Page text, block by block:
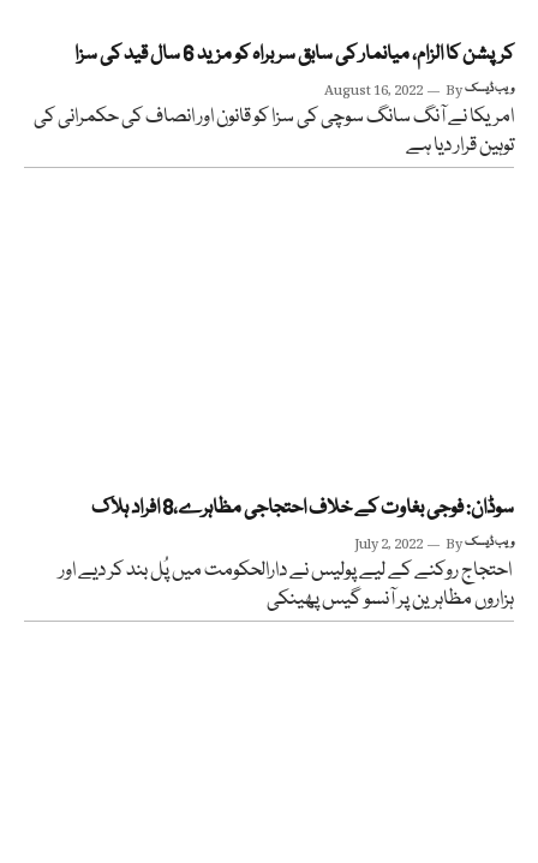
کرپشن کا الزام، میانمار کی سابق سربراہ کو مزید 6 سال قید کی سزا
August 16, 2022 Byویب ڈیسک
امریکا نے آنگ سانگ سوچی کی سزا کو قانون اور انصاف کی حکمرانی کی
توہین قرار دیا ہے
سوڈان: فوجی بغاوت کے خلاف احتجاجی مظاہرے،8 افراد ہلاک
July 2, 2022 Byویب ڈیسک
احتجاج روکنے کے لیے پولیس نے دارالحکومت میں پُل بند کر دیے اور
ہزاروں مظاہرین پر آنسو گیس پھینکی